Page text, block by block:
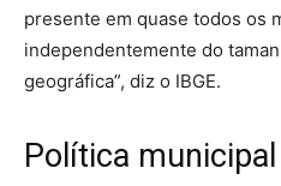
presente em quase todos os
independentemente do
geográfica”, diz o IBGE.
Política municipal